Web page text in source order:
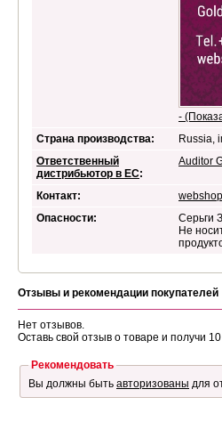
-
Страна производства:
Russia,
Ответственный
дистрибьютор в ЕС:
Auditor
Контакт:
Опасности:
Серьги
Не
Отзывы и рекомендации покупателей
Нет отзывов.
Оставь свой отзыв о товаре и получи 10
Рекомендовать
Вы должны быть авторизованы для